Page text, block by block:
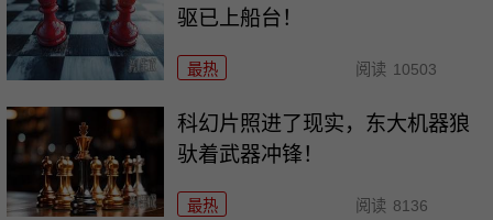
驱已上船台！
最热 阅读 10503
科幻片照进了现实，东大机器狼
驮着武器冲锋！
最热 阅读 8136